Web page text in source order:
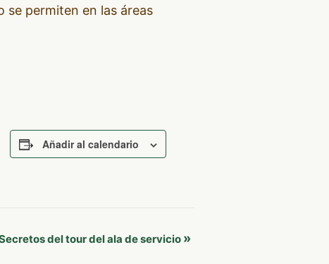
permiten en las áreas
Añadir al calendario
del tour del ala de servicio »